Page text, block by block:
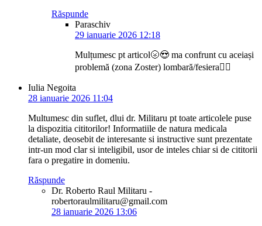
Răspunde
Paraschiv
29 ianuarie 2026 12:18
Mulțumesc pt articol🌝😍 ma confrunt cu aceiași
problemă (zona Zoster) lombară/fesiera🤦‍♀️
Iulia Negoita
28 ianuarie 2026 11:04
Multumesc din suflet, dlui dr. Militaru pt toate articolele puse
la dispozitia cititorilor! Informatiile de natura medicala
detaliate, deosebit de interesante si instructive sunt prezentate
intr-un mod clar si inteligibil, usor de inteles chiar si de cititorii
fara o pregatire in domeniu.
Răspunde
Dr. Roberto Raul Militaru -
robertoraulmilitaru@gmail.com
28 ianuarie 2026 13:06